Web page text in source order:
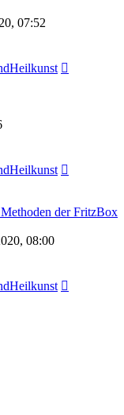
07:52
der FritzBox
08:00